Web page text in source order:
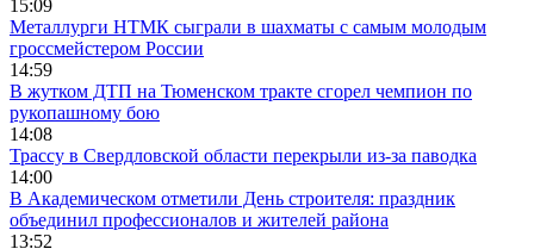
15:09
Металлурги НТМК сыграли в шахматы с самым молодым
гроссмейстером России
14:59
В жутком ДТП на Тюменском тракте сгорел чемпион по
рукопашному бою
14:08
Трассу в Свердловской области перекрыли из-за паводка
14:00
В Академическом отметили День строителя: праздник
объединил профессионалов и жителей района
13:52